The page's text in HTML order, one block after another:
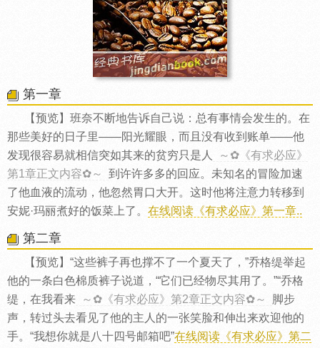
第一章
【预览】班奈不断地告诉自己说：总有事情会发生的。在
那些美好的日子里——阳光耀眼，而且没有收到账单——他
发现很容易就相信突如其来的贫穷只是人
～✿《有求必应》
第1章正文内容✿～
到许许多多的回应。未知名的冒险加速
了他血液的流动，他忽然胃口大开。这时他将注意力转移到
安妮·玛丽煮好的饭菜上了。 在线阅读《有求必应》第一章..
第二章
【预览】“这些裤子再也撑不了一个夏天了，”乔格缇举起
他的一条白色棉质裤子说道，“它们已经物尽其用了。”“乔格
缇，在我看来
～✿《有求必应》第2章正文内容✿～
脚步
声，转过头去看见了他的主人的一张笑脸和伸出来欢迎他的
手。“我想你就是八十四号邮箱吧”在线阅读《有求必应》第二